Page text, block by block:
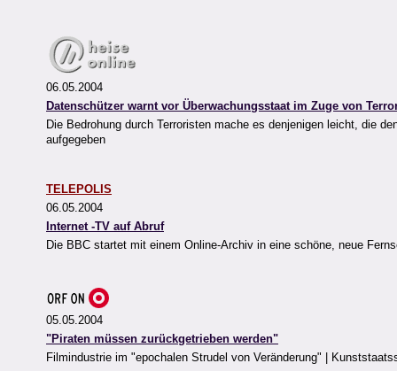
06.05.2004
Datenschützer warnt vor Überwachungsstaat im Zuge von
Die Bedrohung durch Terroristen mache es denjenigen leicht, die
aufgegeben
TELEPOLIS
06.05.2004
Internet -TV auf Abruf
Die BBC startet mit einem Online-Archiv in eine schöne, neue
05.05.2004
"Piraten müssen zurückgetrieben werden"
Filmindustrie im "epochalen Strudel von Veränderung" |